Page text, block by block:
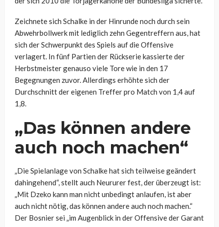
Zeichnete sich Schalke in der Hinrunde noch durch sein
Abwehrbollwerk mit lediglich zehn Gegentreffern aus, hat
sich der Schwerpunkt des Spiels auf die Offensive
verlagert. In fünf Partien der Rückserie kassierte der
Herbstmeister genauso viele Tore wie in den 17
Begegnungen zuvor. Allerdings erhöhte sich der
Durchschnitt der eigenen Treffer pro Match von 1,4 auf
1,8.
„Das können andere
auch noch machen“
„Die Spielanlage von Schalke hat sich teilweise geändert
dahingehend“, stellt auch Neururer fest, der überzeugt ist:
„Mit Dzeko kann man nicht unbedingt anlaufen, ist aber
auch nicht nötig, das können andere auch noch machen.“
Der Bosnier sei „im Augenblick in der Offensive der Garant